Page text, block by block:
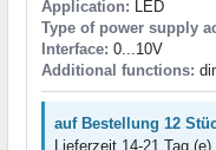
Application: LED
Type of power supply
Interface: 0...10V
Additional functions:
auf Bestellung 12
Lieferzeit 14-21 Tag (e)